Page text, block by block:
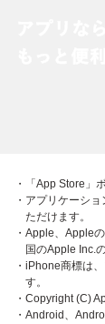
・「App Store」
・アプリケーシ
ただけます。
・Apple、Apple
国のApple Inc.
・iPhone商標は
す。
・Copyright (C)
・Android、